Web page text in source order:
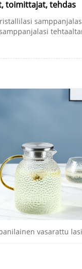
toimittajat, tehdas
vasarattu